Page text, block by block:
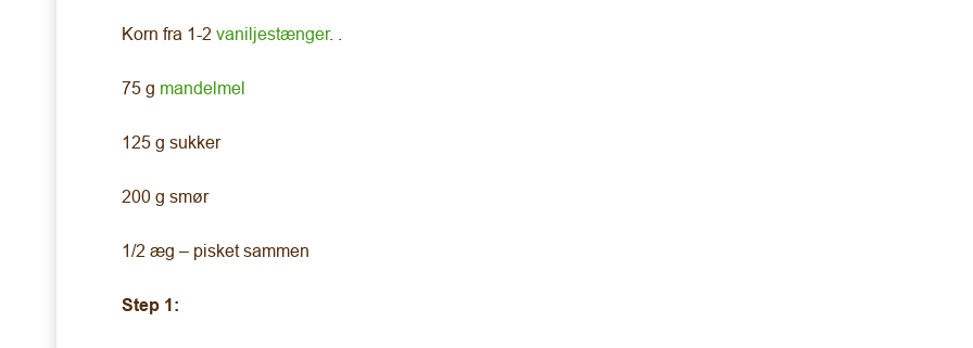
Korn fra 1-2 vaniljestænger. .
75 g mandelmel
125 g sukker
200 g smør
1/2 æg – pisket sammen
Step 1: